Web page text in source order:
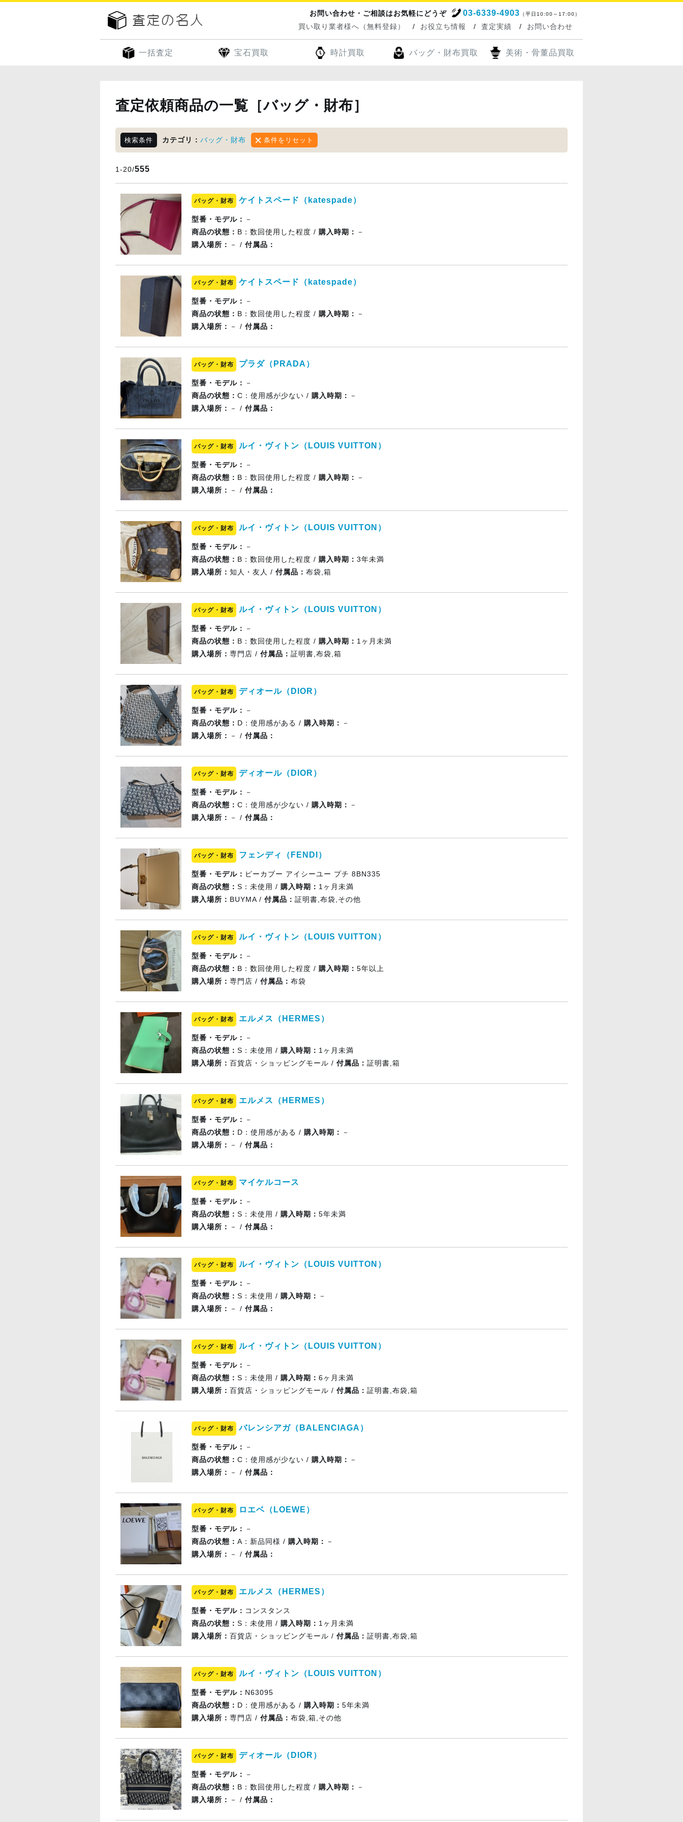
お問い合わせ・ご相談はお気軽にどうぞ 03-6339-4903 （平日10:00～17:00）
買い取り業者様へ（無料登録） お役立ち情報 査定実績 お問い合わせ
一括査定 宝石買取 時計買取 バッグ・財布買取 美術・骨董品買取
査定依頼商品の一覧［バッグ・財布］
検索条件 カテゴリ： バッグ・財布 条件をリセット
1-20/555
バッグ・財布 ケイトスペード（katespade）
型番・モデル：
－
商品の状態： B：数回使用した程度 / 購入時期：
－
購入場所：
－ / 付属品：
バッグ・財布 ケイトスペード（katespade）
型番・モデル：
－
商品の状態： B：数回使用した程度 / 購入時期：
－
購入場所：
－ / 付属品：
バッグ・財布 プラダ（PRADA）
型番・モデル：
－
商品の状態： C：使用感が少ない / 購入時期：
－
購入場所：
－ / 付属品：
バッグ・財布 ルイ・ヴィトン（LOUIS VUITTON）
型番・モデル：
－
商品の状態： B：数回使用した程度 / 購入時期：
－
購入場所：
－ / 付属品：
バッグ・財布 ルイ・ヴィトン（LOUIS VUITTON）
型番・モデル：
－
商品の状態： B：数回使用した程度 / 購入時期： 3年未満
購入場所： 知人・友人 / 付属品： 布袋,箱
バッグ・財布 ルイ・ヴィトン（LOUIS VUITTON）
型番・モデル：
－
商品の状態： B：数回使用した程度 / 購入時期： 1ヶ月未満
購入場所： 専門店 / 付属品： 証明書,布袋,箱
バッグ・財布 ディオール（DIOR）
型番・モデル：
－
商品の状態： D：使用感がある / 購入時期：
－
購入場所：
－ / 付属品：
バッグ・財布 ディオール（DIOR）
型番・モデル：
－
商品の状態： C：使用感が少ない / 購入時期：
－
購入場所：
－ / 付属品：
バッグ・財布 フェンディ（FENDI）
型番・モデル： ピーカブー アイシーユー プチ 8BN335
商品の状態： S：未使用 / 購入時期： 1ヶ月未満
購入場所： BUYMA / 付属品： 証明書,布袋,その他
バッグ・財布 ルイ・ヴィトン（LOUIS VUITTON）
型番・モデル：
－
商品の状態： B：数回使用した程度 / 購入時期： 5年以上
購入場所： 専門店 / 付属品： 布袋
バッグ・財布 エルメス（HERMES）
型番・モデル：
－
商品の状態： S：未使用 / 購入時期： 1ヶ月未満
購入場所： 百貨店・ショッピングモール / 付属品： 証明書,箱
バッグ・財布 エルメス（HERMES）
型番・モデル：
－
商品の状態： D：使用感がある / 購入時期：
－
購入場所：
－ / 付属品：
バッグ・財布 マイケルコース
型番・モデル：
－
商品の状態： S：未使用 / 購入時期： 5年未満
購入場所：
－ / 付属品：
バッグ・財布 ルイ・ヴィトン（LOUIS VUITTON）
型番・モデル：
－
商品の状態： S：未使用 / 購入時期：
－
購入場所：
－ / 付属品：
バッグ・財布 ルイ・ヴィトン（LOUIS VUITTON）
型番・モデル：
－
商品の状態： S：未使用 / 購入時期： 6ヶ月未満
購入場所： 百貨店・ショッピングモール / 付属品： 証明書,布袋,箱
バッグ・財布 バレンシアガ（BALENCIAGA）
型番・モデル：
－
商品の状態： C：使用感が少ない / 購入時期：
－
購入場所：
－ / 付属品：
バッグ・財布 ロエベ（LOEWE）
型番・モデル：
－
商品の状態： A：新品同様 / 購入時期：
－
購入場所：
－ / 付属品：
バッグ・財布 エルメス（HERMES）
型番・モデル： コンスタンス
商品の状態： S：未使用 / 購入時期： 1ヶ月未満
購入場所： 百貨店・ショッピングモール / 付属品： 証明書,布袋,箱
バッグ・財布 ルイ・ヴィトン（LOUIS VUITTON）
型番・モデル： N63095
商品の状態： D：使用感がある / 購入時期： 5年未満
購入場所： 専門店 / 付属品： 布袋,箱,その他
バッグ・財布 ディオール（DIOR）
型番・モデル：
－
商品の状態： B：数回使用した程度 / 購入時期：
－
購入場所：
－ / 付属品：